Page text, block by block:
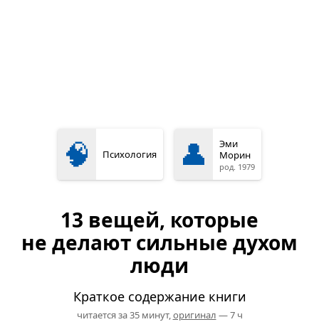
🧠 Психология 👤
Эми
Морин
род. 1979
13 вещей, которые
не делают сильные духом
люди
Краткое содержание книги
читается за 35 минут,оригинал — 7 ч